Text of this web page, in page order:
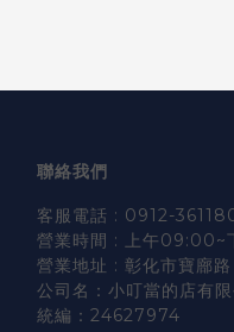
聯絡我們
客服電話 : 0912-
營業時間 : 上午09:00~
營業地址 : 彰化市寶廍
公司名：小叮當的店有限
統編：24627974